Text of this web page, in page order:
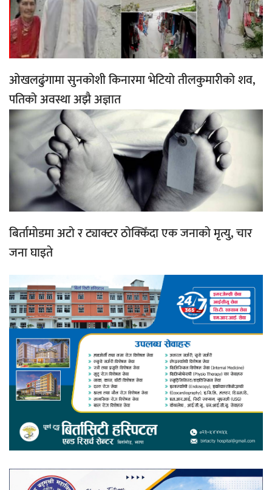
ओखलढुंगामा सुनकोशी किनारमा भेटियो तीलकुमारीको शव,
पतिको अवस्था अझै अज्ञात
बिर्तामोडमा अटो र ट्याक्टर ठोक्किँदा एक जनाको मृत्यु, चार
जना घाइते